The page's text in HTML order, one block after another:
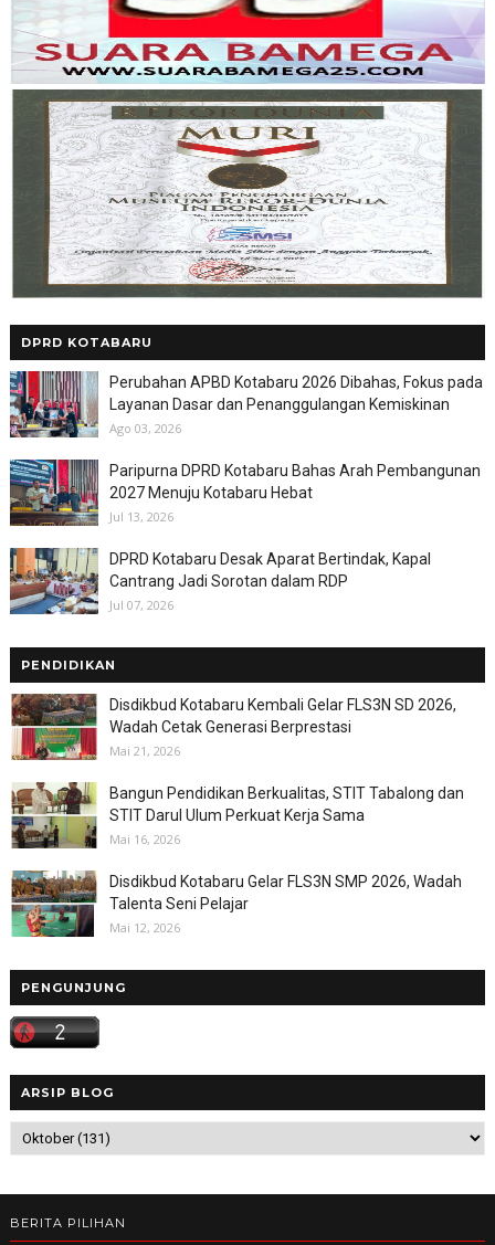
DPRD KOTABARU
Perubahan APBD Kotabaru 2026 Dibahas, Fokus pada
Layanan Dasar dan Penanggulangan Kemiskinan
Ago 03, 2026
Paripurna DPRD Kotabaru Bahas Arah Pembangunan
2027 Menuju Kotabaru Hebat
Jul 13, 2026
DPRD Kotabaru Desak Aparat Bertindak, Kapal
Cantrang Jadi Sorotan dalam RDP
Jul 07, 2026
PENDIDIKAN
Disdikbud Kotabaru Kembali Gelar FLS3N SD 2026,
Wadah Cetak Generasi Berprestasi
Mai 21, 2026
Bangun Pendidikan Berkualitas, STIT Tabalong dan
STIT Darul Ulum Perkuat Kerja Sama
Mai 16, 2026
Disdikbud Kotabaru Gelar FLS3N SMP 2026, Wadah
Talenta Seni Pelajar
Mai 12, 2026
PENGUNJUNG
ARSIP BLOG
BERITA PILIHAN